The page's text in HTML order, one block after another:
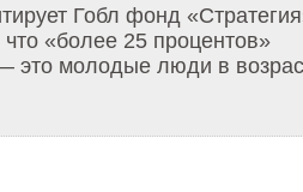
Гобл фонд
«более 25 процентов»
это молодые люди в